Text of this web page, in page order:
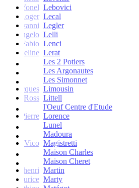
Yonel Lebovici
Roger Lecal
Giovanni Legler
Angelo Lelli
Fabio Lenci
Jacqueline Lerat
Les 2 Potiers
Les Argonautes
Les Simonnet
Jacques Limousin
Ross Littell
l'Oeuf Centre d'Etude
Jean-Pierre Lorence
Lunel
Madoura
Vico Magistretti
Maison Charles
Maison Cheret
henri Martin
Maurice Marty